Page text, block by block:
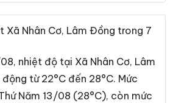
Xã Cát Tiên 2
Xã Cư Jút
Xã Nhân Cơ, Lâm Đồng trong 7
nhiệt độ tại Xã Nhân Cơ, Lâm
từ 22°C đến 28°C. Mức
Năm 13/08 (28°C), còn mức